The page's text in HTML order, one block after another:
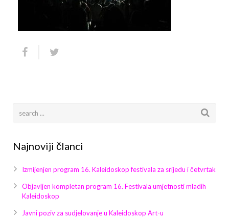
Video 2015
Video 2018
Galerija 2014
Galerija 2017
Galerija 2018
Najnoviji članci
Izmijenjen program 16. Kaleidoskop festivala za srijedu i četvrtak
Objavljen kompletan program 16. Festivala umjetnosti mladih
Kaleidoskop
Javni poziv za sudjelovanje u Kaleidoskop Art-u